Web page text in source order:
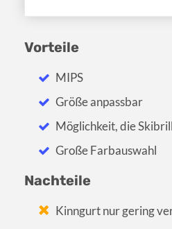
Vorteile
MIPS
Größe anpassbar
Möglichkeit, die
Große Farbauswahl
Nachteile
Kinngurt nur gering